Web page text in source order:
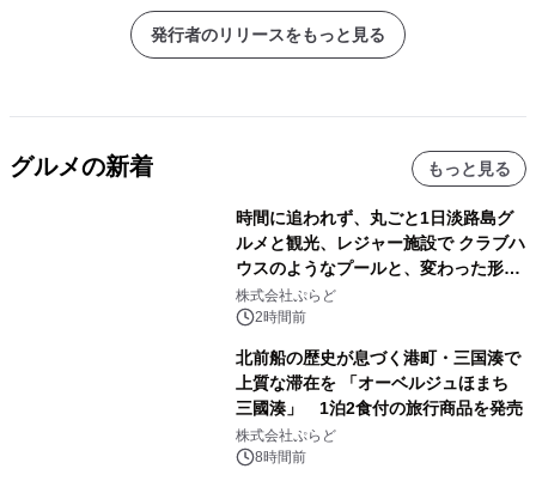
リアで新登場！ 初回限定販売時には
65万個が約2週間で完売
発行者のリリースをもっと見る
グルメの新着 もっと見る
時間に追われず、丸ごと1日淡路島グ
ルメと観光、レジャー施設で クラブハ
ウスのようなプールと、変わった形の
サウナも 「THE BOXY AWAJI」のお
得な素泊まり連泊プランで
株式会社ぷらど
2時間前
北前船の歴史が息づく港町・三国湊で
上質な滞在を 「オーベルジュほまち
三國湊」 1泊2食付の旅行商品を発売
株式会社ぷらど
8時間前